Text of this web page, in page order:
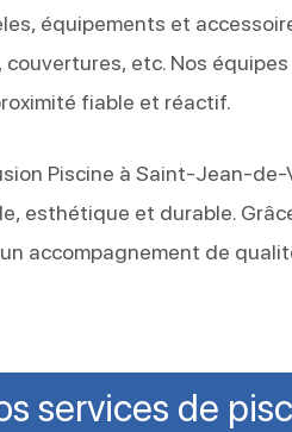
équipements et
etc. Nos
fiable et réactif.
Piscine à Saint-Jean-
esthétique et durable.
accompagnement de
services de